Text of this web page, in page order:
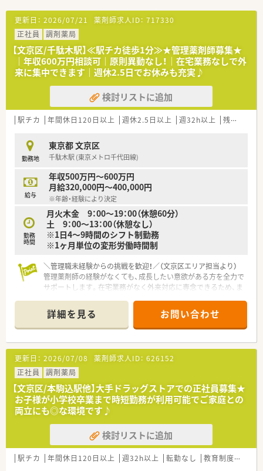
入社向けの研修もございます。
■遠隔地にて勤務する場合は、借上社宅制度があります。
■産休・育休の取得実績があり、女性の方が長く活躍できる環境
を整えています。復職率も100％！
≪こんな方にオススメ≫
■業務上の運転が可能な方
■在宅業務の経験を積まれたい方
■福利厚生が整っている環境で働きたい方
更新日： 2026/07/21 薬剤師求人ID： 717330
正社員
調剤薬局
【文京区/千駄木駅】≪駅チカ徒歩1分≫★管理薬剤師募集★
｜年収600万円相談可｜原則異動なし！｜在宅業務なしで外
来に集中できます｜週休2.5日でお休みも充実♪
検討リストに追加
駅チカ 年間休日120日以上 週休2.5日以上 週32h以上 残業なし(ほぼなし含む)
勤務地
東京都 文京区
千駄木駅 (東京メトロ千代田線)
給与
年収500万円～600万円
月給320,000円～400,000円
※年齢・経験により決定
勤務
時間
月火木金 9：00～19：00（休憩60分）
土 9：00～13：00（休憩なし）
※1日4～9時間のシフト制勤務
※1ヶ月単位の変形労働時間制
＼管理職未経験からの挑戦を歓迎！／（文京区エリア担当より）
管理薬剤師の経験がなくても、成長したい意欲がある方を全力で
サポートします。在宅業務がなく外来対応に専念できるため、ま
＊------------------------------------------＊
【店舗情報と応需状況について】
■千駄木駅から徒歩1分という好立地にあり、内科や皮膚科、漢
方を中心に1日平均30枚から40枚の処方箋を受け付けていま
す。
■漢方製剤の取り扱いがあるため、煎じ薬やエキス剤に興味があ
る方にとって、専門的な知識を深められる非常に有益な環境とい
えます。
■在宅業務への対応はなく外来調剤に専念できる体制のため、一
人ひとりの患者様とじっくり向き合いたい方に最適な職場環境
です。
【法人特徴について】
■文京区白山エリアにて100年以上の長い歴史を誇り、地域の
詳細を見る お問い合わせ
更新日： 2026/07/08 薬剤師求人ID： 626152
正社員
調剤薬局
【文京区/本駒込駅他】大手ドラッグストアでの正社員募集★
お子様が小学校卒業まで時短勤務が利用可能でご家庭との
両立にも◎な環境です♪
検討リストに追加
駅チカ 年間休日120日以上 週32h以上 転勤なし 教育制度あり